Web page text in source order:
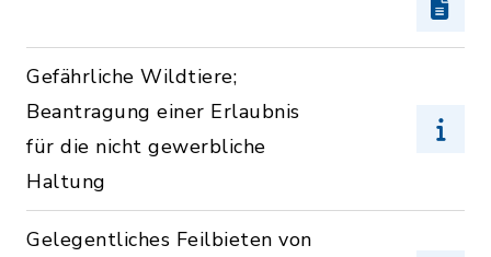
Gefährliche Wildtiere;
Beantragung einer Erlaubnis
für die nicht gewerbliche
Haltung
Gelegentliches Feilbieten von